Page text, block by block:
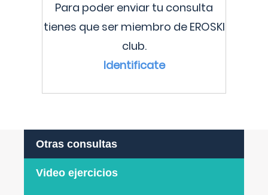
Para poder enviar tu consulta
tienes que ser miembro de EROSKI
club.
Identificate
Otras consultas
Video ejercicios